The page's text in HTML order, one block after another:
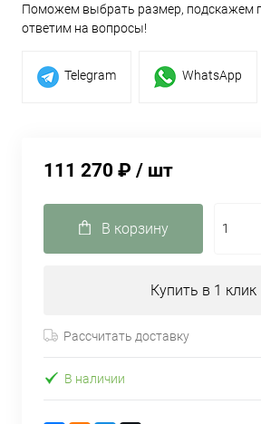
Поможем выбрать размер, подскажем
ответим на вопросы!
Telegram WhatsApp
111 270 ₽ / шт
В корзину
Купить в 1 клик
Рассчитать доставку
В наличии